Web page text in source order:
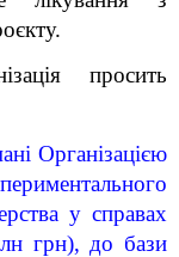
просить
Організацією
у справах
грн), до бази